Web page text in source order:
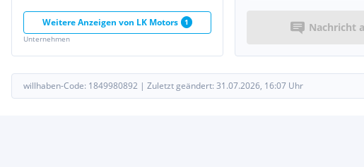
Weitere Anzeigen von LK Motors
1
Unternehmen
Nachricht
willhaben-Code: 1849980892 | Zuletzt geändert: 31.07.2026, 16:07 Uhr